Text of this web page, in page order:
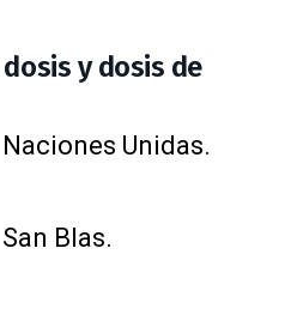
y dosis de
Unidas.
Blas.